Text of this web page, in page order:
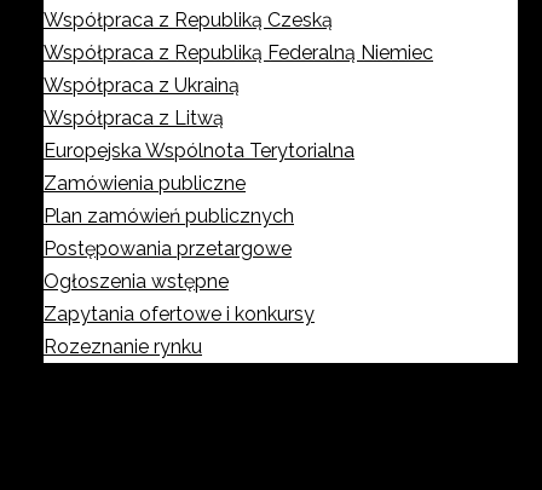
Współpraca z Republiką Czeską
Współpraca z Republiką Federalną Niemiec
Współpraca z Ukrainą
Współpraca z Litwą
Europejska Wspólnota Terytorialna
Zamówienia publiczne
Plan zamówień publicznych
Postępowania przetargowe
Ogłoszenia wstępne
Zapytania ofertowe i konkursy
Rozeznanie rynku